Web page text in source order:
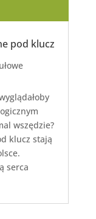
pod klucz
wszędzie?
klucz stają
serca